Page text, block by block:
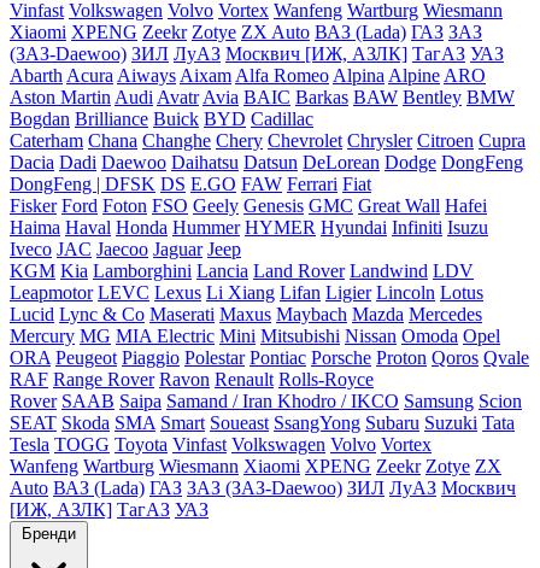
Vinfast Volkswagen Volvo Vortex Wanfeng Wartburg Wiesmann
Xiaomi XPENG Zeekr Zotye ZX Auto ВАЗ (Lada) ГАЗ ЗАЗ
(ЗАЗ-Daewoo) ЗИЛ ЛуАЗ Москвич [ИЖ, АЗЛК] ТагАЗ УАЗ
Abarth Acura Aiways Aixam Alfa Romeo Alpina Alpine ARO
Aston Martin Audi Avatr Avia BAIC Barkas BAW Bentley BMW
Bogdan Brilliance Buick BYD Cadillac
Caterham Chana Changhe Chery Chevrolet Chrysler Citroen Cupra
Dacia Dadi Daewoo Daihatsu Datsun DeLorean Dodge DongFeng
DongFeng | DFSK DS E.GO FAW Ferrari Fiat
Fisker Ford Foton FSO Geely Genesis GMC Great Wall Hafei
Haima Haval Honda Hummer HYMER Hyundai Infiniti Isuzu
Iveco JAC Jaecoo Jaguar Jeep
KGM Kia Lamborghini Lancia Land Rover Landwind LDV
Leapmotor LEVC Lexus Li Xiang Lifan Ligier Lincoln Lotus
Lucid Lync & Co Maserati Maxus Maybach Mazda Mercedes
Mercury MG MIA Electric Mini Mitsubishi Nissan Omoda Opel
ORA Peugeot Piaggio Polestar Pontiac Porsche Proton Qoros Qvale
RAF Range Rover Ravon Renault Rolls-Royce
Rover SAAB Saipa Samand / Iran Khodro / IKCO Samsung Scion
SEAT Skoda SMA Smart Soueast SsangYong Subaru Suzuki Tata
Tesla TOGG Toyota Vinfast Volkswagen Volvo Vortex
Wanfeng Wartburg Wiesmann Xiaomi XPENG Zeekr Zotye ZX
Auto ВАЗ (Lada) ГАЗ ЗАЗ (ЗАЗ-Daewoo) ЗИЛ ЛуАЗ Москвич
[ИЖ, АЗЛК] ТагАЗ УАЗ
Бренди